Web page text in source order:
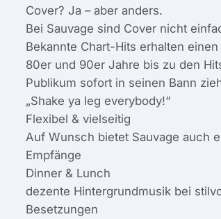
Cover? Ja – aber anders.
Bei Sauvage sind Cover nicht
Bekannte Chart-Hits erhalten
80er und 90er Jahre bis zu den
Publikum sofort in seinen Bann
„Shake ya leg everybody!“
Flexibel & vielseitig
Auf Wunsch bietet Sauvage auch
Empfänge
Dinner & Lunch
dezente Hintergrundmusik bei
Besetzungen